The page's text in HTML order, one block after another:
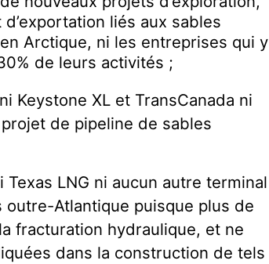
liés aux sables
Arctique, ni les entreprises qui y
de leurs activités ;
Keystone XL et TransCanada ni
de pipeline de sables
Texas LNG ni aucun autre terminal
outre-Atlantique puisque plus de
fracturation hydraulique, et ne
dans la construction de tels